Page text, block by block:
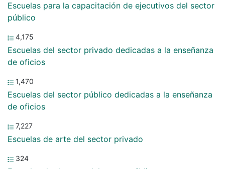
Escuelas para la capacitación de ejecutivos del sector
público
4,175
Escuelas del sector privado dedicadas a la enseñanza
de oficios
1,470
Escuelas del sector público dedicadas a la enseñanza
de oficios
7,227
Escuelas de arte del sector privado
324